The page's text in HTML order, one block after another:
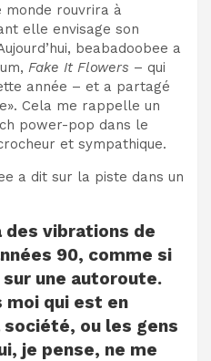
rouvrira à
elle envisage son
beabadoobee a
Fake It Flowers – qui
année – et a partagé
Cela me rappelle un
power-pop dans le
et sympathique.
a dit sur la piste dans un
des vibrations de
90, comme si
une autoroute.
moi qui est en
ou les gens
je pense, ne me